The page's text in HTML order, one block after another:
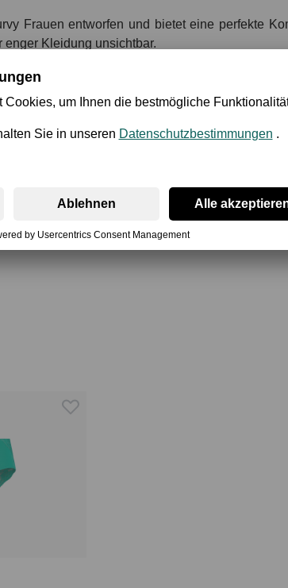
Frauen entworfen und bietet eine perfekte
Kleidung unsichtbar.
flexible Styling-Möglichkeiten, sondern
im Rücken sicheren Halt garantiert
Cups schenkt dir Unterstützung,